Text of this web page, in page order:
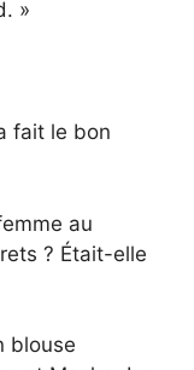
»
fait le bon
au
? Était-elle
blouse